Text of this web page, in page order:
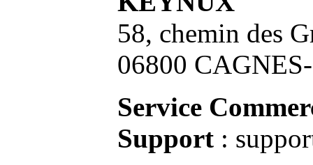
58, chemin des
06800
Service
Support :